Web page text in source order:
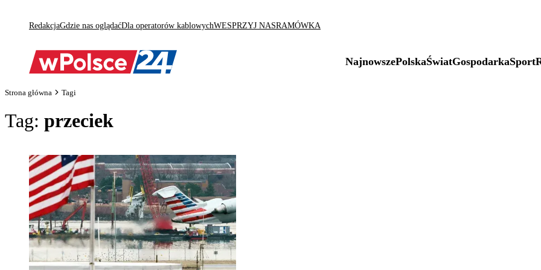
RedakcjaGdzie nas oglądaćDla operatorów kablowychWESPRZYJ NASRAMÓWKA
NajnowszePolskaŚwiatGospodarkaSport
Strona główna Tagi
Tag: przeciek